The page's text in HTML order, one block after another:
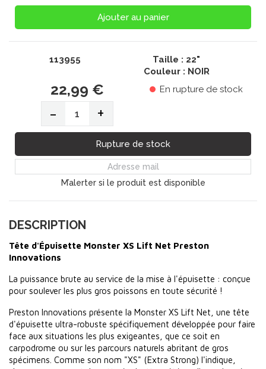
Ajouter au panier
113955
Taille : 22"
Couleur : NOIR
En rupture de stock
22,99 €
- +
Rupture de stock
M’alerter si le produit est disponible
DESCRIPTION
Tête d'Épuisette Monster XS Lift Net Preston
Innovations
La puissance brute au service de la mise à l'épuisette : conçue
pour soulever les plus gros poissons en toute sécurité !
Preston Innovations présente la Monster XS Lift Net, une tête
d'épuisette ultra-robuste spécifiquement développée pour faire
face aux situations les plus exigeantes, que ce soit en
carpodrome ou sur les parcours naturels abritant de gros
spécimens. Comme son nom "XS" (Extra Strong) l'indique,